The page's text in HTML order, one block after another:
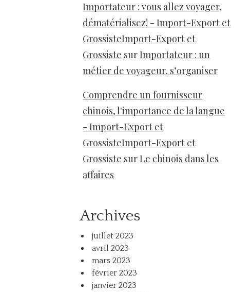
Importateur : vous allez voyager,
dématérialisez! - Import-Export et
GrossisteImport-Export et
Grossiste surImportateur : un
métier de voyageur, s’organiser
Comprendre un fournisseur
chinois, l'importance de la langue
- Import-Export et
GrossisteImport-Export et
Grossiste surLe chinois dans les
affaires
Archives
juillet 2023
avril 2023
mars 2023
février 2023
janvier 2023